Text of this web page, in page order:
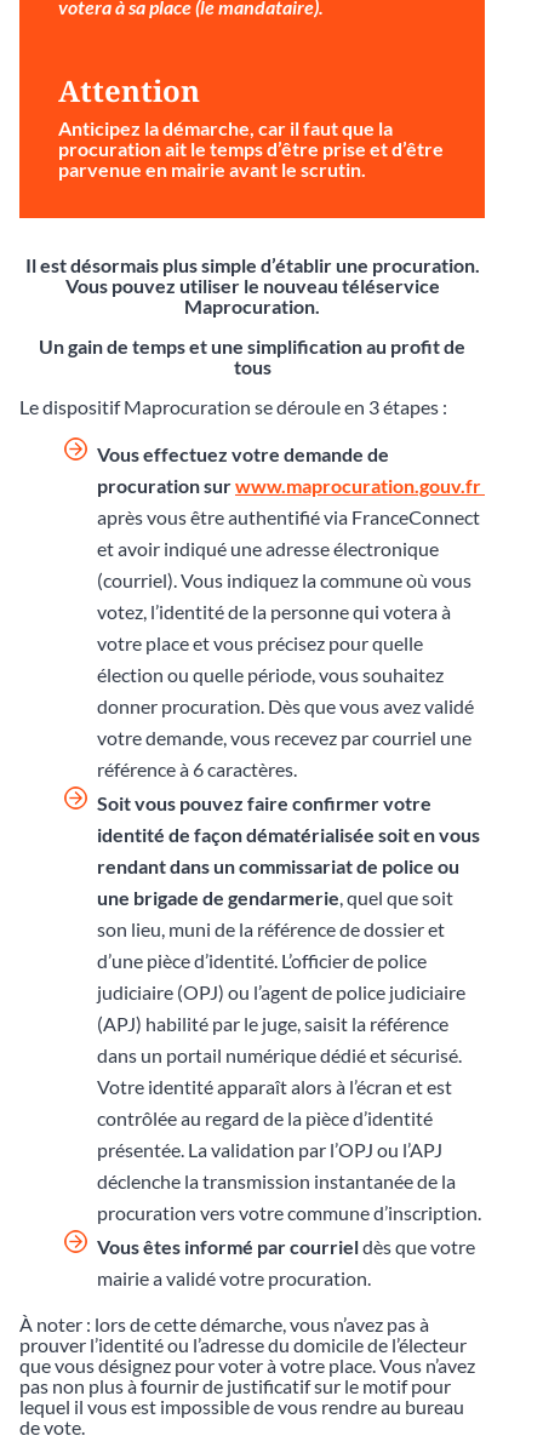
votera à sa place (le mandataire).
Attention
Anticipez la démarche , car il faut que la
procuration ait le temps d’être prise et d’être
parvenue en mairie avant le scrutin.
Il est désormais plus simple d’établir une procuration.
Vous pouvez utiliser le nouveau téléservice
Maprocuration.
Un gain de temps et une simplification au profit de
tous
Le dispositif Maprocuration se déroule en 3 étapes :
Vous effectuez votre demande de
procuration surwww.maprocuration.gouv.fr
après vous être authentifié via FranceConnect
et avoir indiqué une adresse électronique
(courriel). Vous indiquez la commune où vous
votez, l’identité de la personne qui votera à
votre place et vous précisez pour quelle
élection ou quelle période, vous souhaitez
donner procuration. Dès que vous avez validé
votre demande, vous recevez par courriel une
référence à 6 caractères.
Soit vous pouvez faire confirmer votre
identité de façon dématérialisée soit en vous
rendantdans un commissariat de police ou
une brigade de gendarmerie , quel que soit
son lieu, muni de la référence de dossier et
d’une pièce d’identité. L’officier de police
judiciaire (OPJ) ou l’agent de police judiciaire
(APJ) habilité par le juge, saisit la référence
dans un portail numérique dédié et sécurisé.
Votre identité apparaît alors à l’écran et est
contrôlée au regard de la pièce d’identité
présentée. La validation par l’OPJ ou l’APJ
déclenche la transmission instantanée de la
procuration vers votre commune d’inscription.
Vous êtes informé par courrieldès que votre
mairie a validé votre procuration.
À noter : lors de cette démarche, vous n’avez pas à
prouver l’identité ou l’adresse du domicile de l’électeur
que vous désignez pour voter à votre place. Vous n’avez
pas non plus à fournir de justificatif sur le motif pour
lequel il vous est impossible de vous rendre au bureau
de vote.